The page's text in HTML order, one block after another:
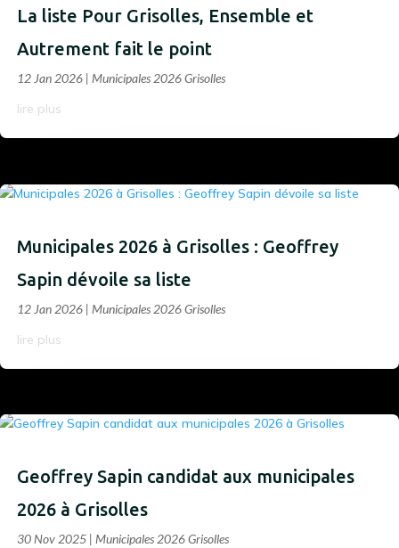
La liste Pour Grisolles, Ensemble et
Autrement fait le point
12 Jan 2026 | Municipales 2026 Grisolles
lire plus
Municipales 2026 à Grisolles : Geoffrey
Sapin dévoile sa liste
12 Jan 2026 | Municipales 2026 Grisolles
lire plus
Geoffrey Sapin candidat aux municipales
2026 à Grisolles
30 Nov 2025 | Municipales 2026 Grisolles